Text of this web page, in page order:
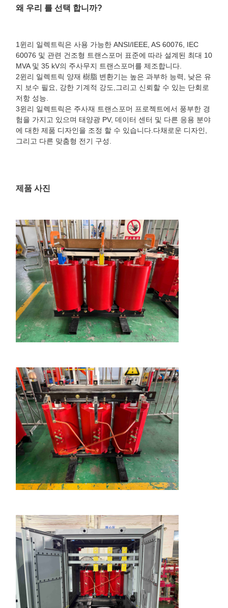
왜 우리 를 선택 합니까?
1윈리 일렉트릭은 사용 가능한 ANSI/IEEE, AS 60076, IEC
60076 및 관련 건조형 트랜스포머 표준에 따라 설계된 최대 10
MVA 및 35 kV의 주사무지 트랜스포머를 제조합니다.
2윈리 일렉트릭 양재 樹脂 변환기는 높은 과부하 능력, 낮은 유
지 보수 필요, 강한 기계적 강도,그리고 신뢰할 수 있는 단회로
저항 성능.
3윈리 일렉트릭은 주사재 트랜스포머 프로젝트에서 풍부한 경
험을 가지고 있으며 태양광 PV, 데이터 센터 및 다른 응용 분야
에 대한 제품 디자인을 조정 할 수 있습니다.다채로운 디자인,
그리고 다른 맞춤형 전기 구성.
제품 사진